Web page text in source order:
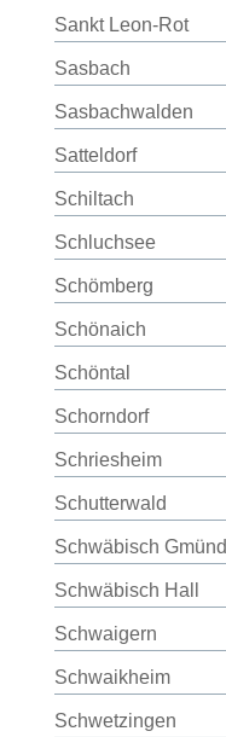
Sankt Leon-Rot
Sasbach
Sasbachwalden
Satteldorf
Schiltach
Schluchsee
Schömberg
Schönaich
Schöntal
Schorndorf
Schriesheim
Schutterwald
Schwäbisch Gmünd
Schwäbisch Hall
Schwaigern
Schwaikheim
Schwetzingen